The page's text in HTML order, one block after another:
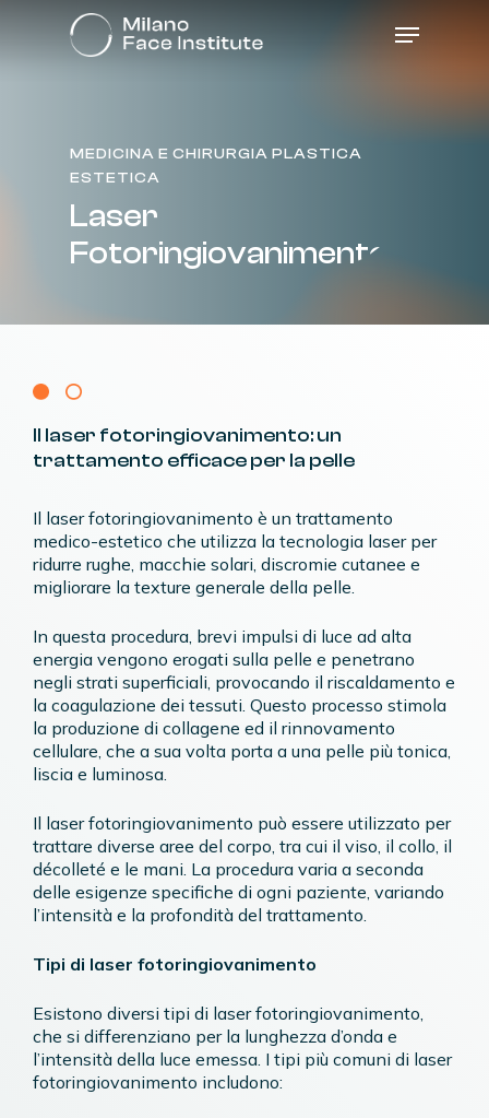
Menu
MEDICINA E CHIRURGIA PLASTICA
ESTETICA
Laser
Fotoringiovanimento
Il laser fotoringiovanimento:un
trattamento efficaceper la pelle
Il laser fotoringiovanimento è un trattamento
medico-estetico che utilizza la tecnologia laser per
ridurre rughe, macchie solari, discromie cutanee e
migliorare la texture generale della pelle.
In questa procedura, brevi impulsi di luce ad alta
energia vengono erogati sulla pelle e penetrano
negli strati superficiali, provocando il riscaldamento e
la coagulazione dei tessuti. Questo processo stimola
la produzione di collagene ed il rinnovamento
cellulare, che a sua volta porta a una pelle più tonica,
liscia e luminosa.
Il laser fotoringiovanimento può essere utilizzato per
trattare diverse aree del corpo, tra cui il viso, il collo, il
décolleté e le mani. La procedura varia a seconda
delle esigenze specifiche di ogni paziente, variando
l’intensità e la profondità del trattamento.
Tipi di laser fotoringiovanimento
Esistono diversi tipi di laser fotoringiovanimento,
che si differenziano per la lunghezza d’onda e
l’intensità della luce emessa. I tipi più comuni di laser
fotoringiovanimento includono: